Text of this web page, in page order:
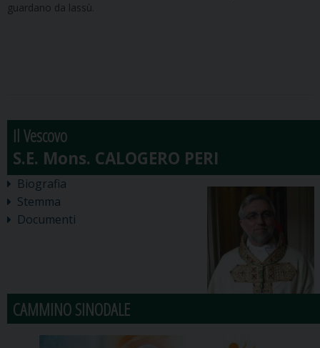
guardano da lassù.
Il Vescovo
Biografia
Stemma
Documenti
CAMMINO SINODALE